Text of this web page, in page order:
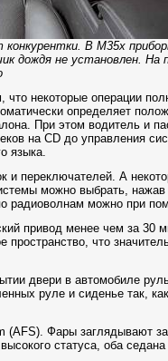
В М35х
дождя не установлен. На
что некоторые операции
определяет
При этом водитель и
на CD до управления
языка.
и переключателей. А
можно выбрать, нажав
радиоволнам можно при
привод менее чем за 30
что
двери в автомобиле
руле и сиденье так,
(AFS). Фары заглядывают
статуса, оба